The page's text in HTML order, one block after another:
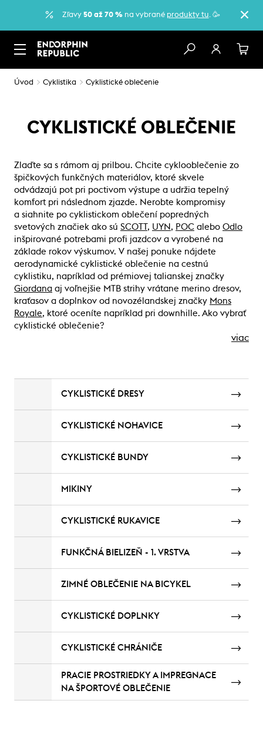
Zľavy 50 až 70 %na vybrané produkty tu. 🥳
Úvod Cyklistika Cyklistické oblečenie
CYKLISTICKÉ OBLEČENIE
Zlaďte sa s rámom aj prilbou. Chcite cyklooblečenie zo
špičkových funkčných materiálov, ktoré skvele
odvádzajú pot pri poctivom výstupe a udržia tepelný
komfort pri následnom zjazde. Nerobte kompromisy
a siahnite po cyklistickom oblečení popredných
svetových značiek ako sú SCOTT , UYN , POC alebo Odlo
inšpirované potrebami profi jazdcov a vyrobené na
základe rokov výskumov. V našej ponuke nájdete
aerodynamické cyklistické oblečenie na cestnú
cyklistiku, napríklad od prémiovej talianskej značky
Giordana aj voľnejšie MTB strihy vrátane merino dresov,
kraťasov a doplnkov od novozélandskej značky Mons
Royale, ktoré oceníte napríklad pri downhille. Ako vybrať
cyklistické oblečenie?
viac
CYKLISTICKÉ DRESY
CYKLISTICKÉ NOHAVICE
CYKLISTICKÉ BUNDY
MIKINY
CYKLISTICKÉ RUKAVICE
FUNKČNÁ BIELIZEŇ - 1. VRSTVA
ZIMNÉ OBLEČENIE NA BICYKEL
CYKLISTICKÉ DOPLNKY
CYKLISTICKÉ CHRÁNIČE
PRACIE PROSTRIEDKY A IMPREGNACE
NA ŠPORTOVÉ OBLEČENIE